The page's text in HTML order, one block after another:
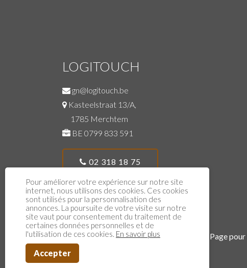
LOGITOUCH
gn@logitouch.be
Kasteelstraat 13/A,
1785 Merchtem
BE 0799 833 591
02 318 18 75
One-Page pour
Pour améliorer votre expérience sur notre site
internet, nous utilisons des cookies. Ces cookies
sont utilisés pour la personnalisation des
annonces. La poursuite de votre visite sur notre
site vaut pour consentement du traitement de
certaines données personnelles et de
l'utilisation de ces cookies. En savoir plus
Accepter